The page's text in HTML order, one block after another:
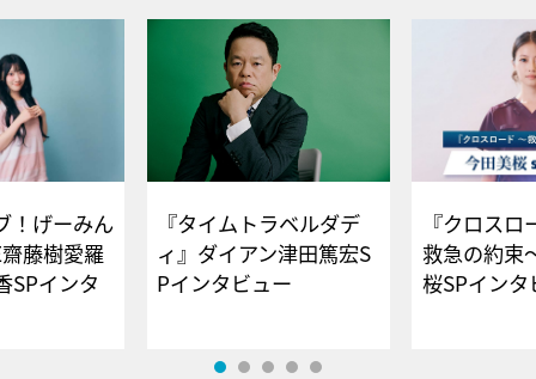
！げーみん
藤樹愛羅
SPインタ
『タイムトラベルダデ
ィ』ダイアン津田篤宏S
Pインタビュー
『クロス
救急の約束
桜SPイ